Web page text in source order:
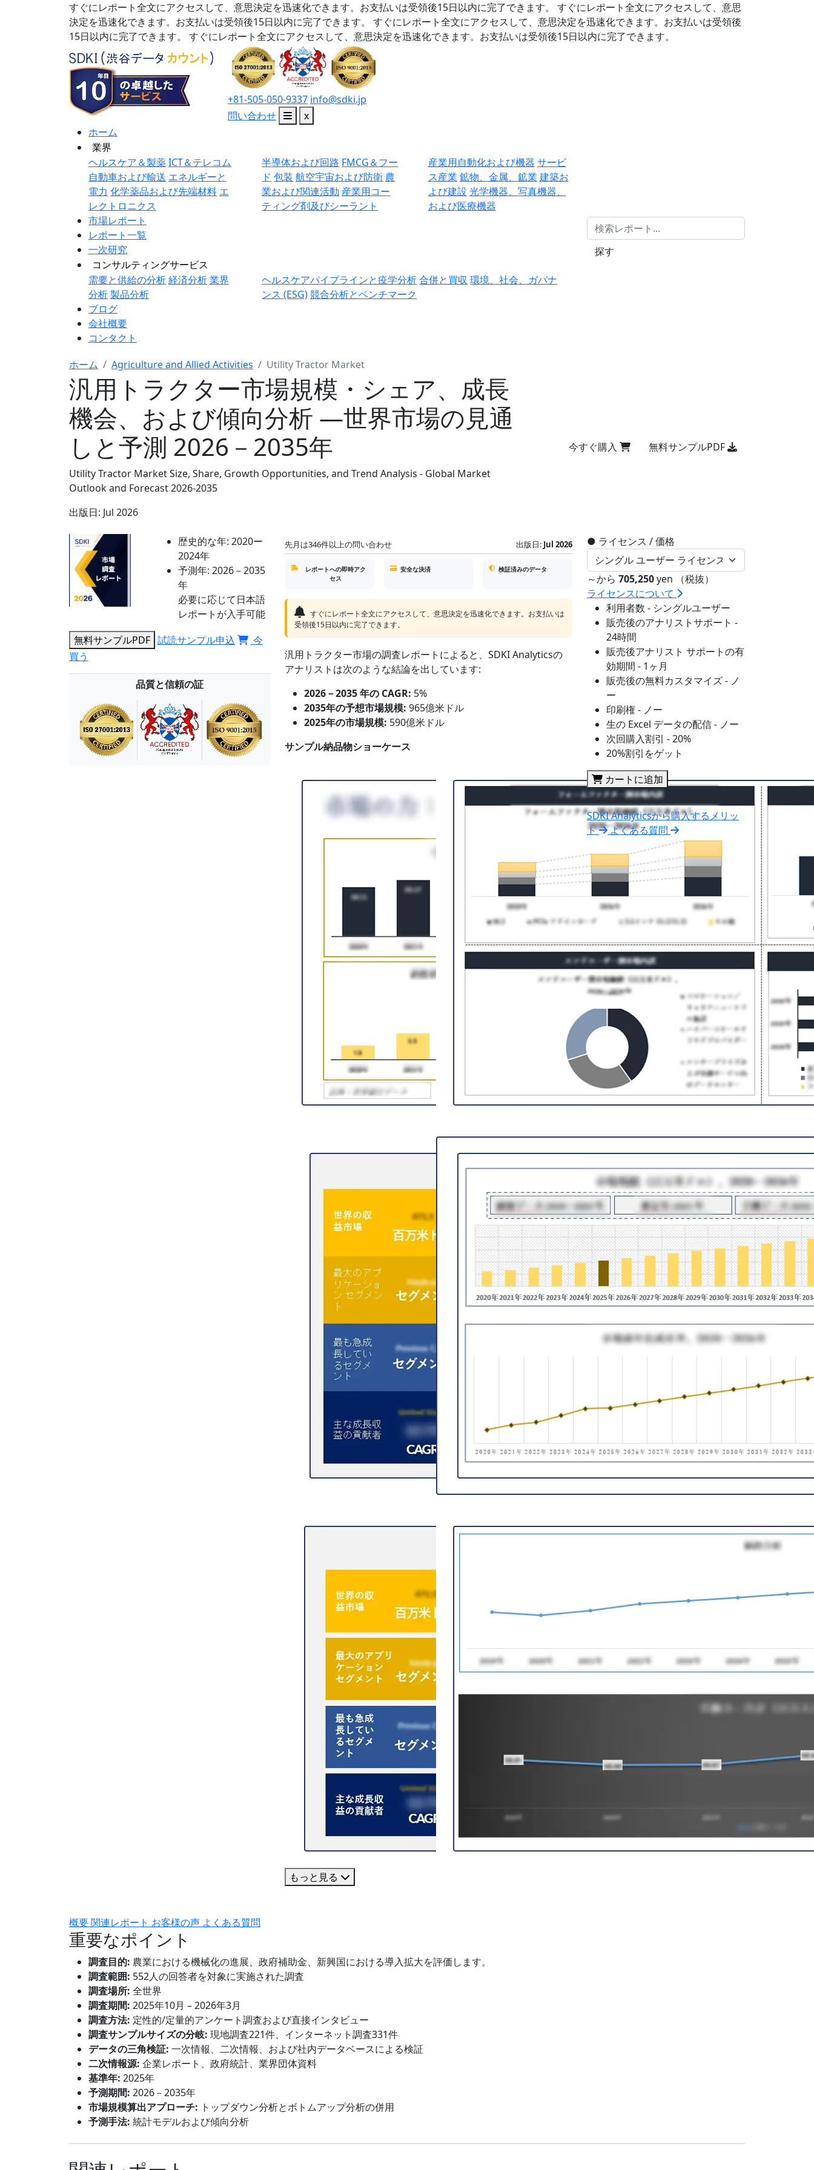
すぐにレポート全文にアクセスして、意思決定を迅速化できます。お支払いは受領後15日以内に完了できます。
すぐにレポート全文にアクセスして、意思
決定を迅速化できます。お支払いは受領後15日以内に完了できます。
すぐにレポート全文にアクセスして、意思決定を迅速化できます。お支払いは受領後
15日以内に完了できます。
すぐにレポート全文にアクセスして、意思決定を迅速化できます。お支払いは受領後15日以内に完了できます。
+81-505-050-9337 info@sdki.jp
問い合わせ
x
ホーム
業界
ヘルスケア＆製薬ICT＆テレコム
自動車および輸送 エネルギーと
電力 化学薬品および先端材料 エ
レクトロニクス
半導体および回路 FMCG＆フー
ド 包装 航空宇宙および防衛 農
業および関連活動 産業用コー
ティング剤及びシーラント
産業用自動化および機器 サービ
ス産業 鉱物、金属、鉱業 建築お
よび建設 光学機器、写真機器、
および医療機器
市場レポート
レポート一覧
一次研究
コンサルティングサービス
需要と供給の分析経済分析業界
分析製品分析
ヘルスケアパイプラインと疫学分析合併と買収 環境、社会、ガバナ
ンス (ESG)競合分析とベンチマーク
ブログ
会社概要
コンタクト
探す
ホーム Agriculture and Allied Activities Utility Tractor Market
汎用トラクター市場規模・シェア、成長
機会、および傾向分析 ―世界市場の見通
しと予測 2026－2035年
Utility Tractor Market Size, Share, Growth Opportunities, and Trend Analysis - Global Market
Outlook and Forecast 2026-2035
出版日: Jul 2026
今すぐ購入 無料サンプルPDF
歴史的な年: 2020ー
2024年
予測年: 2026－2035
年
必要に応じて日本語
レポートが入手可能
無料サンプルPDF 試読サンプル申込
今
買う
品質と信頼の証
先月は346件以上の問い合わせ 出版日: Jul 2026
レポートへの即時アク
セス
安全な決済 検証済みのデータ
すぐにレポート全文にアクセスして、意思決定を迅速化できます。お支払いは
受領後15日以内に完了できます。
汎用トラクター市場の調査レポートによると、SDKI Analyticsの
アナリストは次のような結論を出しています:
2026－2035 年の CAGR: 5%
2035年の予想市場規模: 965億米ドル
2025年の市場規模: 590億米ドル
サンプル納品物ショーケース
もっと見る
● ライセンス / 価格
～から 705,250yen （税抜）
ライセンスについて
利用者数 - シングルユーザー
販売後のアナリストサポート -
24時間
販売後アナリスト サポートの有
効期間 - 1ヶ月
販売後の無料カスタマイズ - ノ
ー
印刷権 - ノー
生の Excel データの配信 - ノー
次回購入割引 - 20%
20%割引をゲット
カートに追加
SDKI Analyticsから購入するメリッ
ト
よくある質問
概要関連レポート お客様の声 よくある質問
重要なポイント
調査目的: 農業における機械化の進展、政府補助金、新興国における導入拡大を評価します。
調査範囲: 552人の回答者を対象に実施された調査
調査場所: 全世界
調査期間: 2025年10月 – 2026年3月
調査方法: 定性的/定量的アンケート調査および直接インタビュー
調査サンプルサイズの分岐: 現地調査221件、インターネット調査331件
データの三角検証: 一次情報、二次情報、および社内データベースによる検証
二次情報源: 企業レポート、政府統計、業界団体資料
基準年: 2025年
予測期間: 2026－2035年
市場規模算出アプローチ: トップダウン分析とボトムアップ分析の併用
予測手法: 統計モデルおよび傾向分析